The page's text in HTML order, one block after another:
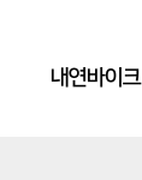
내연바이크